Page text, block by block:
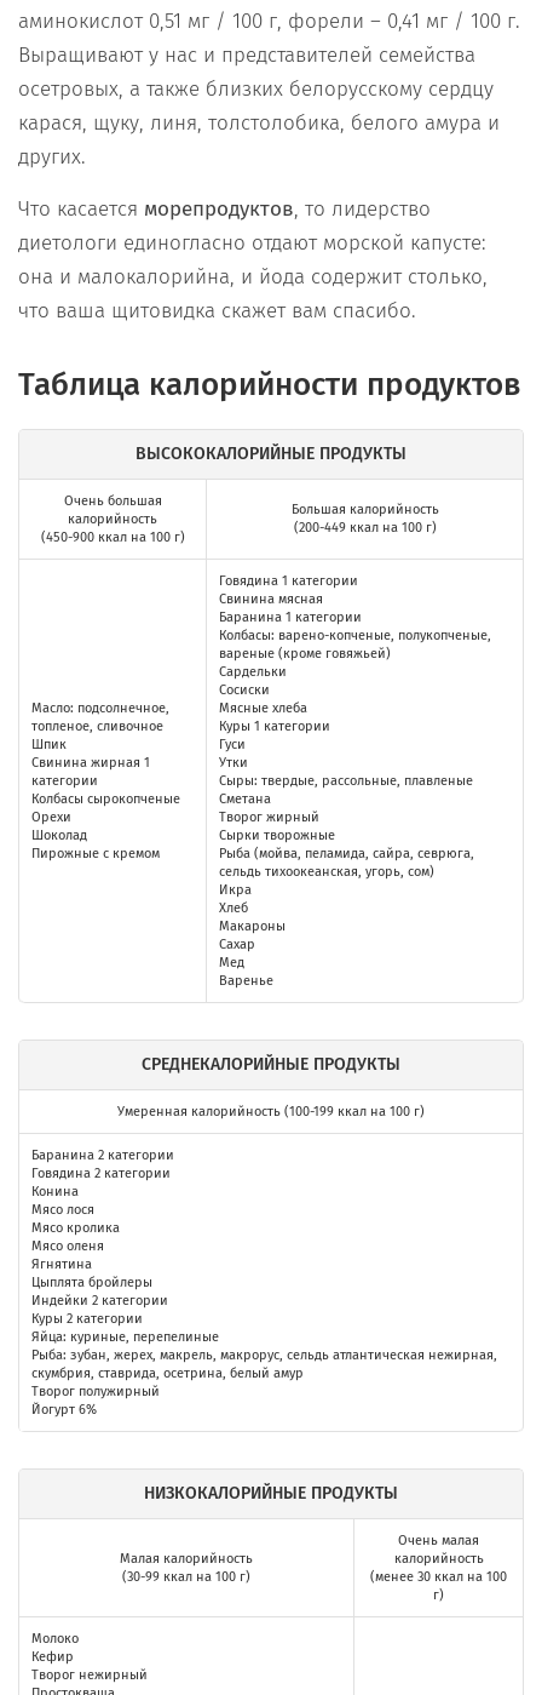
аминокислот 0,51 мг / 100 г, форели – 0,41 мг / 100 г.
Выращивают у нас и представителей семейства
осетровых, а также близких белорусскому сердцу
карася, щуку, линя, толстолобика, белого амура и
других.
Что касается морепродуктов, то лидерство
диетологи единогласно отдают морской капусте:
она и малокалорийна, и йода содержит столько,
что ваша щитовидка скажет вам спасибо.
Таблица калорийности продуктов
ВЫСОКОКАЛОРИЙНЫЕ ПРОДУКТЫ
Очень большая
калорийность
(450-900 ккал на 100 г)
Большая калорийность
(200-449 ккал на 100 г)
Масло: подсолнечное,
топленое, сливочное
Шпик
Свинина жирная 1
категории
Колбасы сырокопченые
Орехи
Шоколад
Пирожные с кремом
Говядина 1 категории
Свинина мясная
Баранина 1 категории
Колбасы: варено-копченые, полукопченые,
вареные (кроме говяжьей)
Сардельки
Сосиски
Мясные хлеба
Куры 1 категории
Гуси
Утки
Сыры: твердые, рассольные, плавленые
Сметана
Творог жирный
Сырки творожные
Рыба (мойва, пеламида, сайра, севрюга,
сельдь тихоокеанская, угорь, сом)
Икра
Хлеб
Макароны
Сахар
Мед
Варенье
СРЕДНЕКАЛОРИЙНЫЕ ПРОДУКТЫ
Умеренная калорийность (100-199 ккал на 100 г)
Баранина 2 категории
Говядина 2 категории
Конина
Мясо лося
Мясо кролика
Мясо оленя
Ягнятина
Цыплята бройлеры
Индейки 2 категории
Куры 2 категории
Яйца: куриные, перепелиные
Рыба: зубан, жерех, макрель, макрорус, сельдь атлантическая нежирная,
скумбрия, ставрида, осетрина, белый амур
Творог полужирный
Йогурт 6%
НИЗКОКАЛОРИЙНЫЕ ПРОДУКТЫ
Малая калорийность
(30-99 ккал на 100 г)
Очень малая
калорийность
(менее 30 ккал на 100
г)
Молоко
Кефир
Творог нежирный